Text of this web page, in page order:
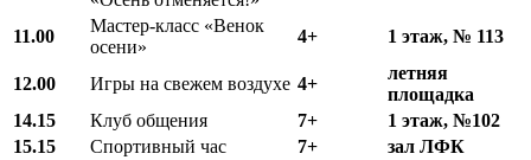
11.00
Мастер-класс «Венок
осени»
4+ 1 этаж, № 113
12.00 Игры на свежем воздухе 4+
летняя
площадка
14.15
Клуб общения 7+
1 этаж, №102
15.15
Спортивный час 7+ зал ЛФК